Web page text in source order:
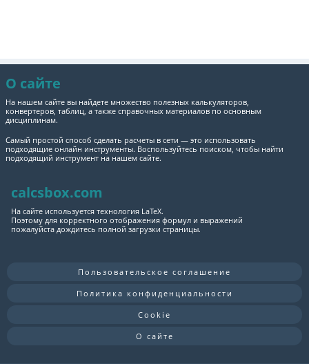
О сайте
На нашем сайте вы найдете множество полезных калькуляторов,
конвертеров, таблиц, а также справочных материалов по основным
дисциплинам.
Самый простой способ сделать расчеты в сети — это использовать
подходящие онлайн инструменты. Воспользуйтесь поиском, чтобы найти
подходящий инструмент на нашем сайте.
calcsbox.com
На сайте используется технология LaTeX.
Поэтому для корректного отображения формул и выражений
пожалуйста дождитесь полной загрузки страницы.
Пользовательское соглашение
Политика конфиденциальности
Cookie
О сайте